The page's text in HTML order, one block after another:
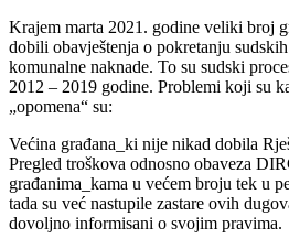
Krajem marta 2021. godine veliki broj
dobili obavještenja o pokretanju
komunalne naknade. To su sudski
2012 – 2019 godine. Problemi koji su
„opomena“ su:
Većina građana_ki nije nikad dobila
Pregled troškova odnosno obaveza
građanima_kama u većem broju tek u
tada su već nastupile zastare ovih
dovoljno informisani o svojim pravima.